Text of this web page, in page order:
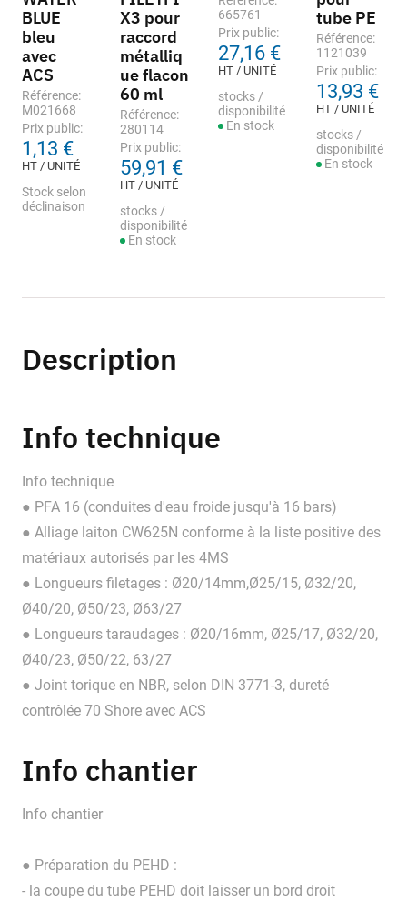
BLUE
bleu
avec
ACS
Référence:
M021668
Prix public:
1,13 €
HT / UNITÉ
Stock selon
déclinaison
X3 pour
raccord
métalliq
ue flacon
60 ml
Référence:
280114
Prix public:
59,91 €
HT / UNITÉ
stocks /
disponibilité
En stock
665761
Prix public:
27,16 €
HT / UNITÉ
stocks /
disponibilité
En stock
tube PE
Référence:
1121039
Prix public:
13,93 €
HT / UNITÉ
stocks /
disponibilité
En stock
Description
Info technique
Info technique
● PFA 16 (conduites d'eau froide jusqu'à 16 bars)
● Alliage laiton CW625N conforme à la liste positive des
matériaux autorisés par les 4MS
● Longueurs filetages : Ø20/14mm,Ø25/15, Ø32/20,
Ø40/20, Ø50/23, Ø63/27
● Longueurs taraudages : Ø20/16mm, Ø25/17, Ø32/20,
Ø40/23, Ø50/22, 63/27
● Joint torique en NBR, selon DIN 3771-3, dureté
contrôlée 70 Shore avec ACS
Info chantier
Info chantier
● Préparation du PEHD :
- la coupe du tube PEHD doit laisser un bord droit